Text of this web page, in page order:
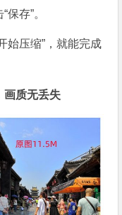
存”。
始压缩”，就能完成
画质无丢失